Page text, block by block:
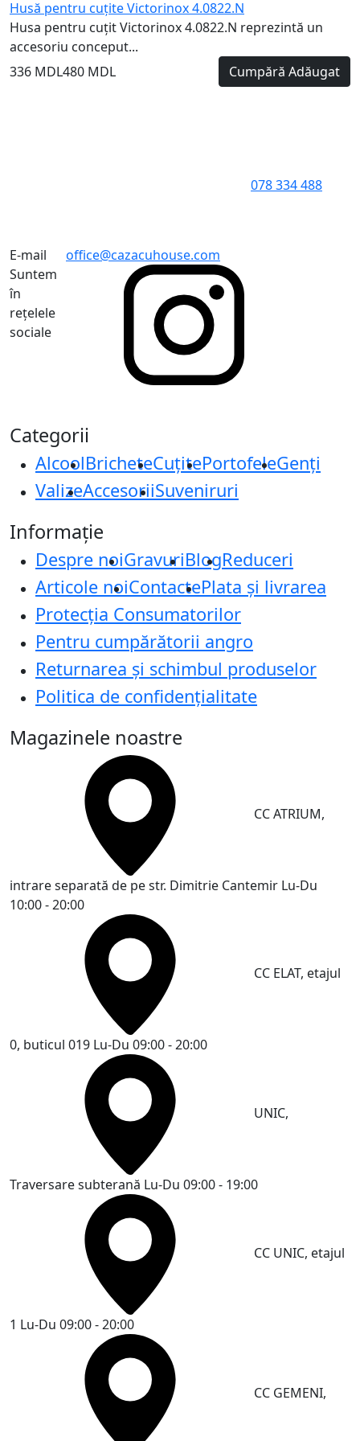
Husă pentru cuțite Victorinox 4.0822.N
Husa pentru cuțit Victorinox 4.0822.N reprezintă un
accesoriu conceput...
336 MDL480 MDL Cumpără Adăugat
078 334 488
E-mail
office@cazacuhouse.com
Suntem
în
rețelele
sociale
Categorii
AlcoolBricheteCuțitePortofeleGenți
ValizeAccesoriiSuveniruri
Informație
Despre noiGravuriBlogReduceri
Articole noiContactePlata și livrarea
Protecţia Consumatorilor
Pentru cumpărătorii angro
Returnarea și schimbul produselor
Politica de confidențialitate
Magazinele noastre
CC ATRIUM,
intrare separată de pe str. Dimitrie Cantemir Lu-Du
10:00 - 20:00
CC ELAT, etajul
0, buticul 019 Lu-Du 09:00 - 20:00
UNIC,
Traversare subterană Lu-Du 09:00 - 19:00
CC UNIC, etajul
1 Lu-Du 09:00 - 20:00
CC GEMENI,